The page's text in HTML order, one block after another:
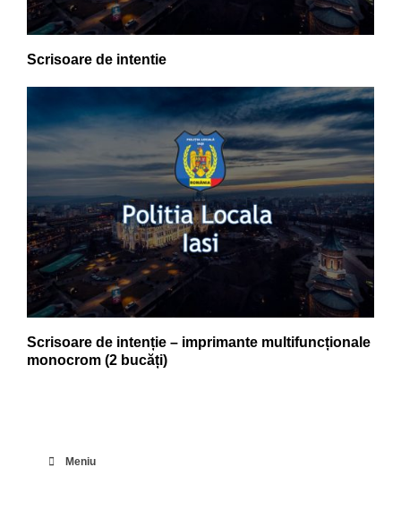
Scrisoare de intentie
Scrisoare de intenție – imprimante multifuncționale
monocrom (2 bucăți)
Meniu